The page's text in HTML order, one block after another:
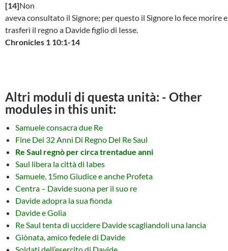
[14]Non
aveva consultato il Signore; per questo il Signore lo fece morire e
trasferì il regno a Davide figlio di Iesse.
Chronicles 1 10:1-14
Altri moduli di questa unità: - Other
modules in this unit:
Samuele consacra due Re
Fine Dei 32 Anni Di Regno Del Re Saul
Re Saul regnò per circa trentadue anni
Saul libera la città di Iabes
Samuele, 15mo Giudice e anche Profeta
Centra – Davide suona per il suo re
Davide adopra la sua fionda
Davide e Golia
Re Saul tenta di uccidere Davide scagliandoli una lancia
Giònata, amico fedele di Davide